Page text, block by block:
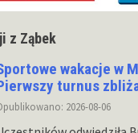
z Ząbek
wakacje w
turnus
2026-08-06